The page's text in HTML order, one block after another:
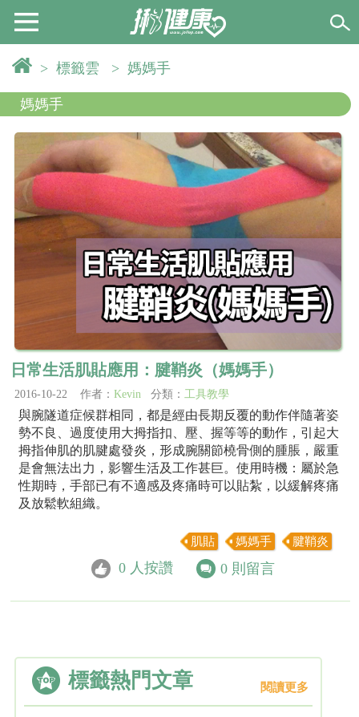
> 標籤雲 > 媽媽手
媽媽手
日常生活肌貼應用：腱鞘炎（媽媽手）
2016-10-22 作者： Kevin 分類： 工具教學
與腕隧道症候群相同，都是經由長期反覆的動作伴隨著姿
勢不良、過度使用大拇指扣、壓、握等等的動作，引起大
拇指伸肌的肌腱處發炎，形成腕關節橈骨側的腫脹，嚴重
是會無法出力，影響生活及工作甚巨。使用時機：屬於急
性期時，手部已有不適感及疼痛時可以貼紮，以緩解疼痛
及放鬆軟組織。
肌貼 媽媽手 腱鞘炎
0 人按讚 0 則留言
標籤熱門文章 閱讀更多